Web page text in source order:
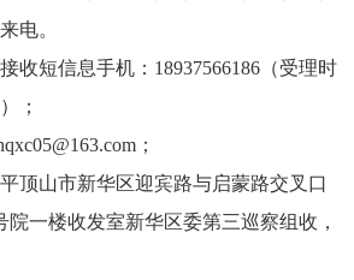
电。
收短信息手机：18937566186（受理时
；
；
顶山市新华区迎宾路与启蒙路交叉口
院一楼收发室新华区委第三巡察组收，